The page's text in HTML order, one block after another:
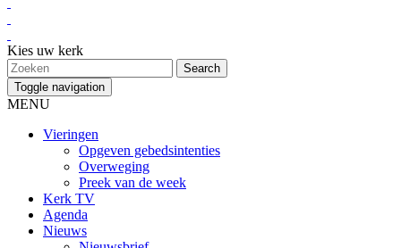
Kies uw kerk
Toggle navigation
MENU
Vieringen
Opgeven gebedsintenties
Overweging
Preek van de week
Kerk TV
Agenda
Nieuws